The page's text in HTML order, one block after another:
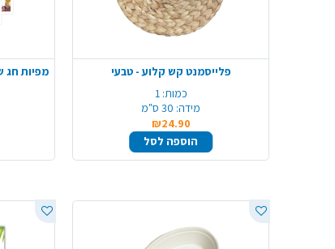
פלייסמנט קש קלוע - טבעי
כמות: 1
מידה: 30 ס"מ
₪24.90
הוספה לסל